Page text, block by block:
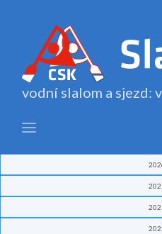
vodní slalom a sjezd: